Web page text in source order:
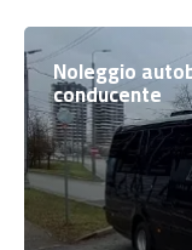
Noleggio
conducente